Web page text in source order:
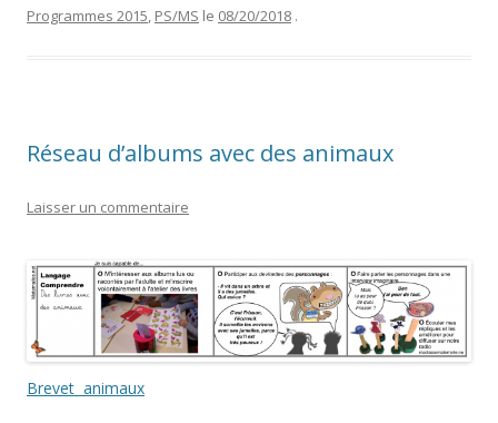
Programmes 2015, PS/MS le 08/20/2018 .
Réseau d’albums avec des animaux
Laisser un commentaire
Brevet animaux